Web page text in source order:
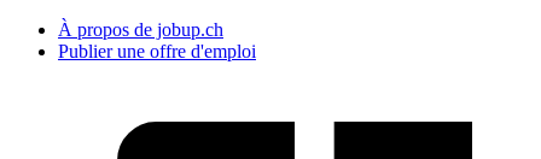
À propos de jobup.ch
Publier une offre d'emploi